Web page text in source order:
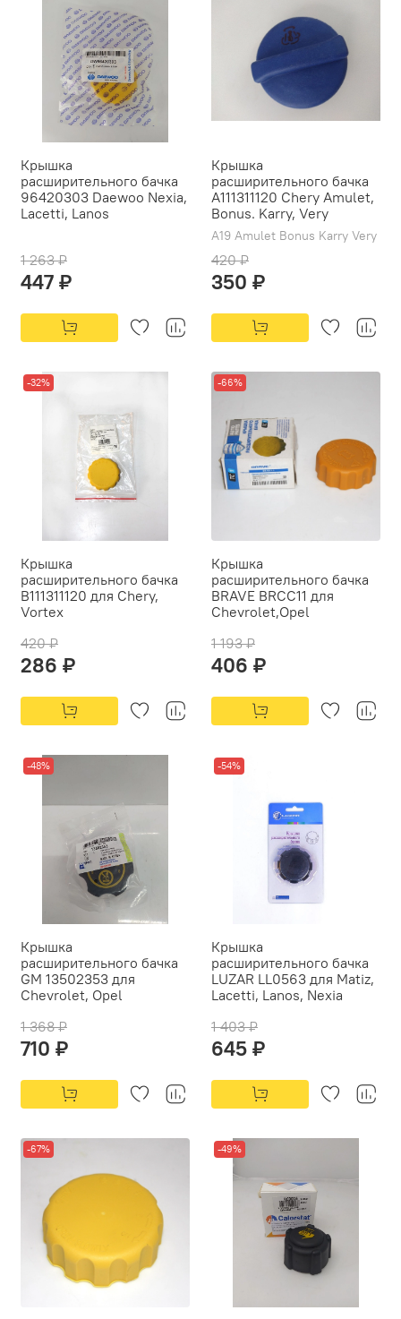
Крышка
расширительного бачка
96420303 Daewoo Nexia,
Lacetti, Lanos
1 263 ₽
447 ₽
Крышка
расширительного бачка
A111311120 Chery Amulet,
Bonus. Karry, Very
A19 Amulet Bonus Karry Very
420 ₽
350 ₽
-32%
Крышка
расширительного бачка
B111311120 для Chery,
Vortex
420 ₽
286 ₽
-66%
Крышка
расширительного бачка
BRAVE BRCC11 для
Chevrolet,Opel
1 193 ₽
406 ₽
-48%
Крышка
расширительного бачка
GM 13502353 для
Chevrolet, Opel
1 368 ₽
710 ₽
-54%
Крышка
расширительного бачка
LUZAR LL0563 для Matiz,
Lacetti, Lanos, Nexia
1 403 ₽
645 ₽
-67% -49%